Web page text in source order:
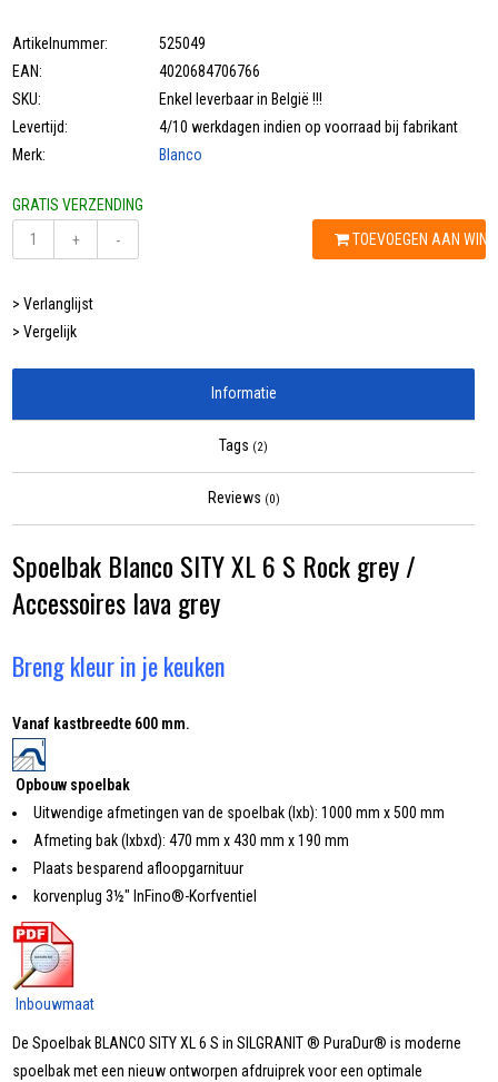
Artikelnummer:
525049
EAN:
4020684706766
SKU:
Enkel leverbaar in België !!!
Levertijd:
4/10 werkdagen indien op voorraad bij fabrikant
Merk:
Blanco
GRATIS VERZENDING
+
- TOEVOEGEN AAN
> Verlanglijst
> Vergelijk
Informatie
Tags (2)
Reviews (0)
Spoelbak Blanco SITY XL 6 S Rock grey /
Accessoires lava grey
Breng kleur in je keuken
Vanaf kastbreedte 600 mm.
Opbouw spoelbak
Uitwendige afmetingen van de spoelbak (lxb): 1000 mm x 500 mm
Afmeting bak (lxbxd): 470 mm x 430 mm x 190 mm
Plaats besparend afloopgarnituur
korvenplug 3½" InFino®-Korfventiel
Inbouwmaat
De Spoelbak BLANCO SITY XL 6 S in SILGRANIT ® PuraDur® is moderne
spoelbak met een nieuw ontworpen afdruiprek voor een optimale